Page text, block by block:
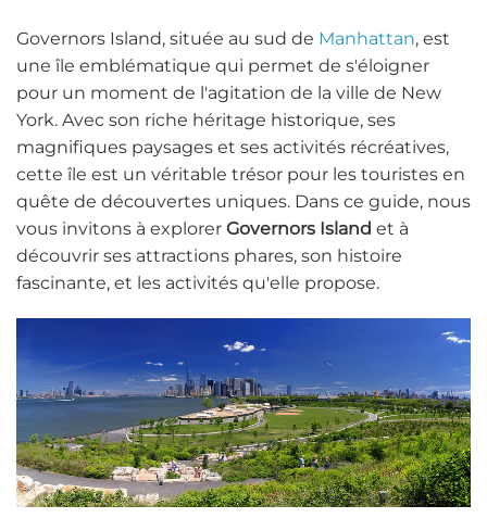
Governors Island, située au sud de Manhattan, est
une île emblématique qui permet de s'éloigner
pour un moment de l'agitation de la ville de New
York. Avec son riche héritage historique, ses
magnifiques paysages et ses activités récréatives,
cette île est un véritable trésor pour les touristes en
quête de découvertes uniques. Dans ce guide, nous
vous invitons à explorer Governors Island et à
découvrir ses attractions phares, son histoire
fascinante, et les activités qu'elle propose.